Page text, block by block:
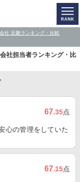
社 近畿ランキング・比較
社担当者ランキング・比
67.35点
心の管理をしていた
67.15点